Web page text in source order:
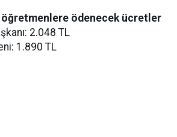
öğretmenlere ödenecek ücretler
2.048 TL
1.890 TL